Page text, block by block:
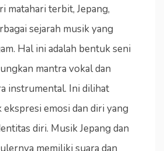
matahari terbit, Jepang,
sejarah musik yang
Hal ini adalah bentuk seni
mantra vokal dan
instrumental. Ini dilihat
emosi dan diri yang
diri. Musik Jepang dan